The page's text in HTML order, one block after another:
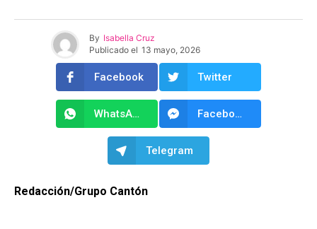
By Isabella Cruz
Publicado el 13 mayo, 2026
Facebook Twitter
WhatsApp Facebook Messenger
Telegram
Redacción/Grupo Cantón